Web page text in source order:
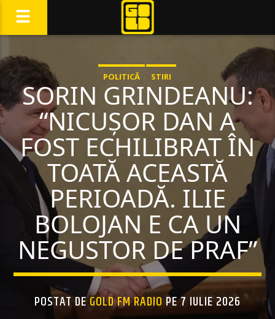
POLITICĂ STIRI
SORIN GRINDEANU:
“NICUȘOR DAN A
FOST ECHILIBRAT ÎN
TOATĂ ACEASTĂ
PERIOADĂ. ILIE
BOLOJAN E CA UN
NEGUSTOR DE PRAF”
POSTAT DEGOLD FM RADIO PE 7 IULIE 2026